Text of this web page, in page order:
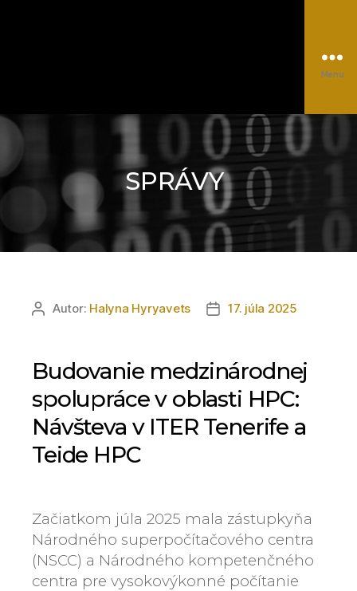
Menu
Kategórie
AutorAutor: Halyna Hyryavets
Dátum
17. júla 2025
Budovanie medzinárodnej
spolupráce v oblasti HPC:
Návšteva v ITER Tenerife a
Teide HPC
Začiatkom júla 2025 mala zástupkyňa
Národného superpočítačového centra
(NSCC) a Národného kompetenčného
centra pre vysokovýkonné počítanie